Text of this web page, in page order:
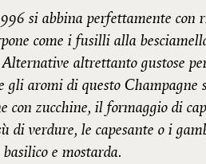
si abbina perfettamente con
come i fusilli alla
altrettanto gustose
gli aromi di questo Champagne
con zucchine, il formaggio di
di verdure, le capesante o i
e mostarda.